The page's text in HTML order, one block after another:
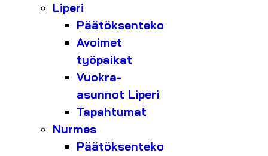
Liperi
Päätöksenteko
Avoimet
työpaikat
Vuokra-
asunnot Liperi
Tapahtumat
Nurmes
Päätöksenteko